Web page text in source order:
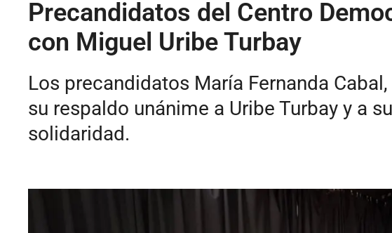
Precandidatos del Centro
con Miguel Uribe Turbay
Los precandidatos María Fernanda
su respaldo unánime a Uribe Turbay y a
solidaridad.